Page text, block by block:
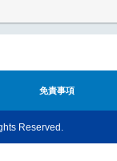
免責事項
Reserved.